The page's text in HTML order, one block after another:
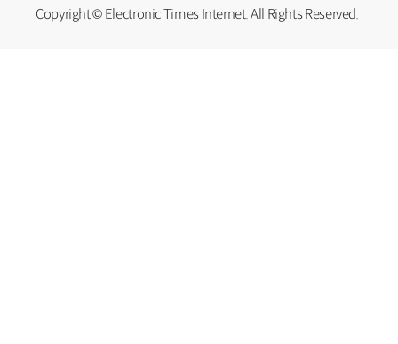
Copyright © Electronic Times Internet. All Rights Reserved.